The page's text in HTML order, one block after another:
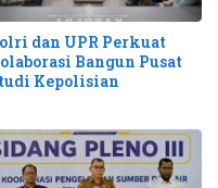
dan UPR Perkuat
Bangun Pusat
Kepolisian